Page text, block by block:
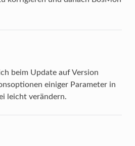
beim Update auf Version
einiger Parameter in
leicht verändern.